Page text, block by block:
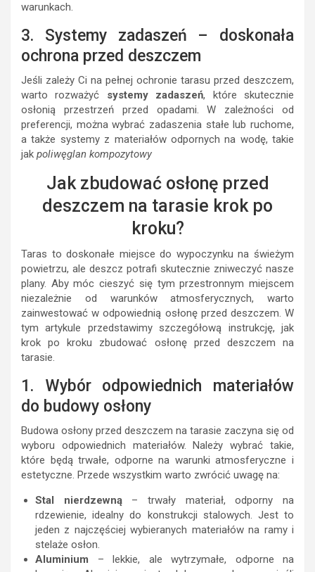
warunkach.
3. Systemy zadaszeń – doskonała
ochrona przed deszczem
Jeśli zależy Ci na pełnej ochronie tarasu przed deszczem,
warto rozważyć systemy zadaszeń, które skutecznie
osłonią przestrzeń przed opadami. W zależności od
preferencji, można wybrać zadaszenia stałe lub ruchome,
a także systemy z materiałów odpornych na wodę, takie
jak poliwęglan kompozytowy
Jak zbudować osłonę przed
deszczem na tarasie krok po
kroku?
Taras to doskonałe miejsce do wypoczynku na świeżym
powietrzu, ale deszcz potrafi skutecznie zniweczyć nasze
plany. Aby móc cieszyć się tym przestronnym miejscem
niezależnie od warunków atmosferycznych, warto
zainwestować w odpowiednią osłonę przed deszczem. W
tym artykule przedstawimy szczegółową instrukcję, jak
krok po kroku zbudować osłonę przed deszczem na
tarasie.
1. Wybór odpowiednich materiałów
do budowy osłony
Budowa osłony przed deszczem na tarasie zaczyna się od
wyboru odpowiednich materiałów. Należy wybrać takie,
które będą trwałe, odporne na warunki atmosferyczne i
estetyczne. Przede wszystkim warto zwrócić uwagę na:
Stal nierdzewną– trwały materiał, odporny na
rdzewienie, idealny do konstrukcji stalowych. Jest to
jeden z najczęściej wybieranych materiałów na ramy i
stelaże osłon.
Aluminium – lekkie, ale wytrzymałe, odporne na